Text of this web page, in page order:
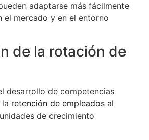
adaptarse más fácilmente
el mercado y en el entorno
de la rotación de
desarrollo de competencias
retención de empleados al
de crecimiento